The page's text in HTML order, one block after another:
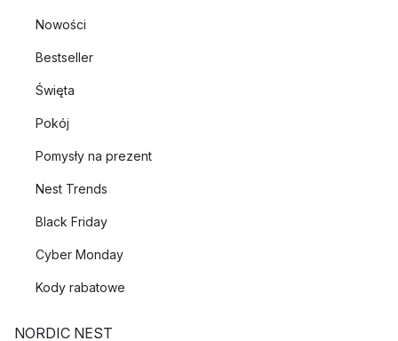
Nowości
Bestseller
Święta
Pokój
Pomysły na prezent
Nest Trends
Black Friday
Cyber Monday
Kody rabatowe
NORDIC NEST